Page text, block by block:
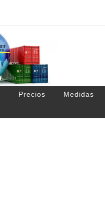
Precios Medidas